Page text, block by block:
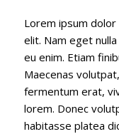
Lorem ipsum
elit. Nam eget
eu enim. Etiam
Maecenas
fermentum erat,
lorem. Donec
habitasse platea